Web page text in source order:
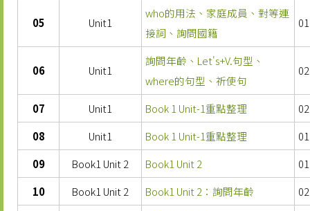
05 Unit1
who的用法、家庭成員、對等連
接詞、詢問國籍
06 Unit1
詢問年齡、Let's+V.句型、
where的句型、祈使句
07 Unit1 Book 1 Unit-1重點整理
08
Unit1 Book 1 Unit-1重點整理
09
Book1 Unit 2 Book1 Unit 2
10
Book1 Unit 2 Book1 Unit 2：詢問年齡